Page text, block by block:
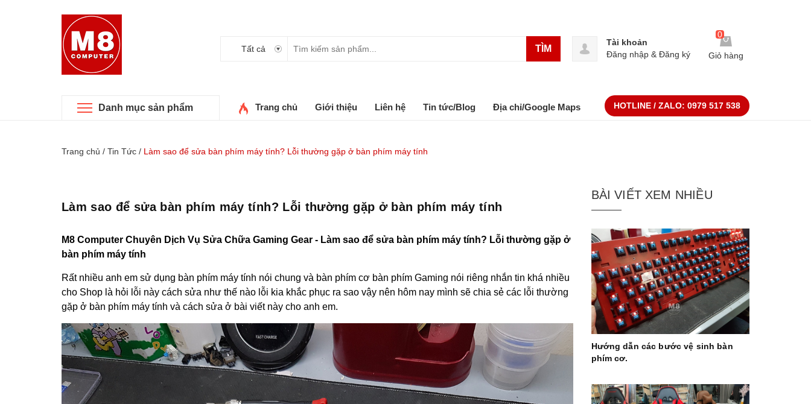
Tất cả TÌM
0
Giỏ hàng
Tài khoản
Đăng nhập & Đăng ký
Danh mục sản phẩm Trang chủ Giới thiệu Liên hệ Tin tức/Blog Địa chỉ/Google Maps HOTLINE / ZALO: 0979 517 538
Trang chủ / Tin Tức / Làm sao để sửa bàn phím máy tính? Lỗi thường gặp ở bàn phím máy tính
Làm sao để sửa bàn phím máy tính? Lỗi thường gặp ở bàn phím máy tính
M8 Computer Chuyên Dịch Vụ Sửa Chữa Gaming Gear - Làm sao để sửa bàn phím máy tính? Lỗi thường gặp ở
bàn phím máy tính
Rất nhiều anh em sử dụng bàn phím máy tính nói chung và bàn phím cơ bàn phím Gaming nói riêng nhắn tin khá nhiều
cho Shop là hỏi lỗi này cách sửa như thế nào lỗi kia khắc phục ra sao vậy nên hôm nay mình sẽ chia sẻ các lỗi thường
gặp ở bàn phím máy tính và cách sửa ở bài viết này cho anh em.
BÀI VIẾT XEM NHIỀU
Hướng dẫn các bước vệ sinh bàn
phím cơ.